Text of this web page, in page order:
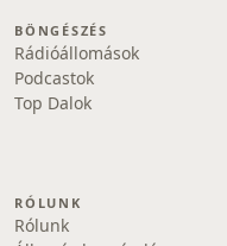
BÖNGÉSZÉS
Rádióállomások
Podcastok
Top Dalok
RÓLUNK
Rólunk